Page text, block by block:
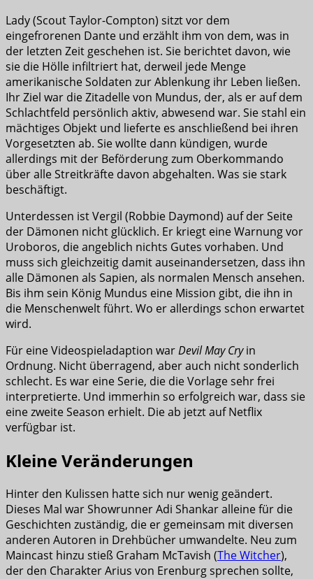
Lady (Scout Taylor-Compton) sitzt vor dem
eingefrorenen Dante und erzählt ihm von dem, was in
der letzten Zeit geschehen ist. Sie berichtet davon, wie
sie die Hölle infiltriert hat, derweil jede Menge
amerikanische Soldaten zur Ablenkung ihr Leben ließen.
Ihr Ziel war die Zitadelle von Mundus, der, als er auf dem
Schlachtfeld persönlich aktiv, abwesend war. Sie stahl ein
mächtiges Objekt und lieferte es anschließend bei ihren
Vorgesetzten ab. Sie wollte dann kündigen, wurde
allerdings mit der Beförderung zum Oberkommando
über alle Streitkräfte davon abgehalten. Was sie stark
beschäftigt.
Unterdessen ist Vergil (Robbie Daymond) auf der Seite
der Dämonen nicht glücklich. Er kriegt eine Warnung vor
Uroboros, die angeblich nichts Gutes vorhaben. Und
muss sich gleichzeitig damit auseinandersetzen, dass ihn
alle Dämonen als Sapien, als normalen Mensch ansehen.
Bis ihm sein König Mundus eine Mission gibt, die ihn in
die Menschenwelt führt. Wo er allerdings schon erwartet
wird.
Für eine Videospieladaption warDevil May Cryin
Ordnung. Nicht überragend, aber auch nicht sonderlich
schlecht. Es war eine Serie, die die Vorlage sehr frei
interpretierte. Und immerhin so erfolgreich war, dass sie
eine zweite Season erhielt. Die ab jetzt auf Netflix
verfügbar ist.
Kleine Veränderungen
Hinter den Kulissen hatte sich nur wenig geändert.
Dieses Mal war Showrunner Adi Shankar alleine für die
Geschichten zuständig, die er gemeinsam mit diversen
anderen Autoren in Drehbücher umwandelte. Neu zum
Maincast hinzu stieß Graham McTavish (The Witcher),
der den Charakter Arius von Erenburg sprechen sollte,